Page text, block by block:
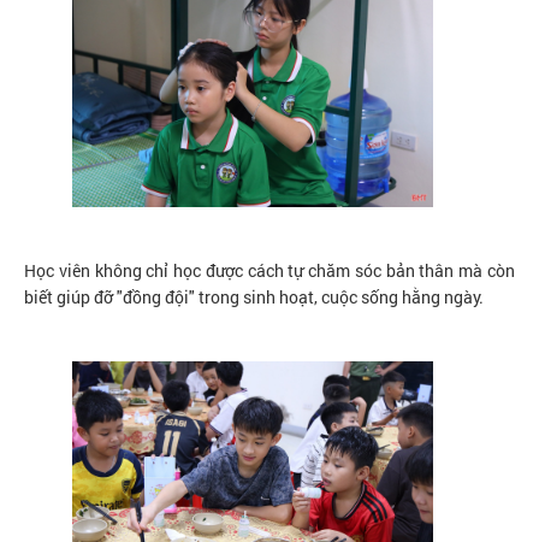
Học viên không chỉ học được cách tự chăm sóc bản thân mà còn
biết giúp đỡ "đồng đội" trong sinh hoạt, cuộc sống hằng ngày.